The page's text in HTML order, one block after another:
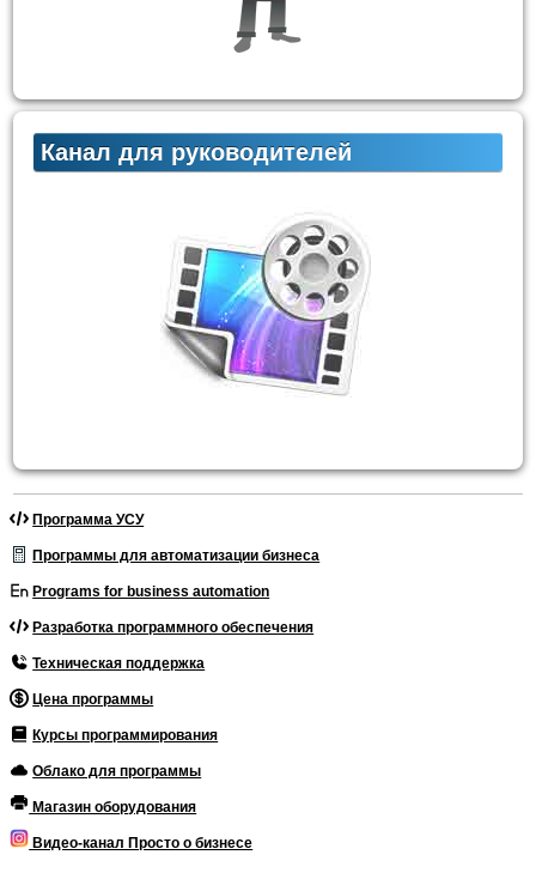
Канал для руководителей
Программа УСУ
Программы для автоматизации бизнеса
Programs for business automation
Разработка программного обеспечения
Техническая поддержка
Цена программы
Курсы программирования
Облако для программы
Магазин оборудования
Видео-канал Просто о бизнесе